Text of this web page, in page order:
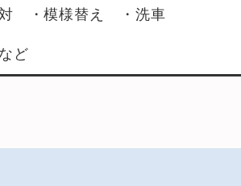
対 ・模様替え ・洗車
ど